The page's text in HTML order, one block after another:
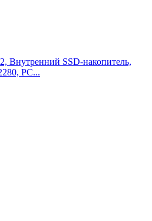
Внутренний SSD-накопитель,
PC...